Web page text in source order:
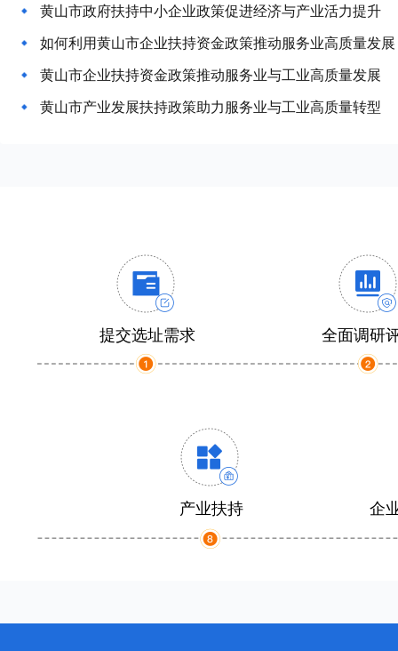
黄山市政府扶持中小企业政策促进经济与产业活力提升
如何利用黄山市企业扶持资金政策推动服务业高质量发
黄山市企业扶持资金政策推动服务业与工业高质量发展
黄山市产业发展扶持政策助力服务业与工业高质量转型
提交选址需求 全面调研
产业扶持 企